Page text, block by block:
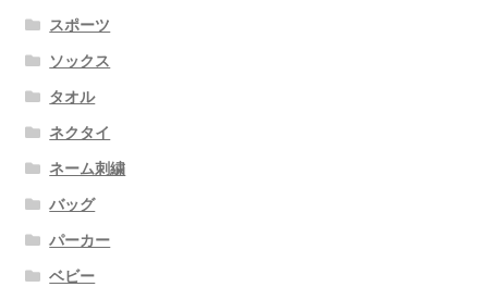
スポーツ
ソックス
タオル
ネクタイ
ネーム刺繍
バッグ
パーカー
ベビー